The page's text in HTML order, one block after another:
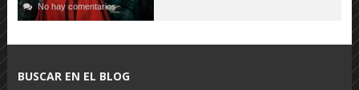
No hay comentarios
BUSCAR EN EL BLOG